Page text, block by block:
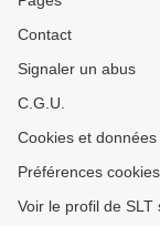
Contact
Signaler un abus
C.G.U.
Cookies et
Préférences cookies
Voir le profil de